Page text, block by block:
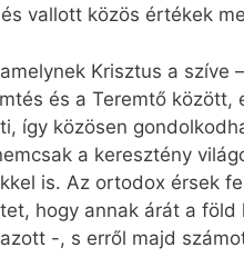
vallott közös értékek
Krisztus a
és a Teremtő
így közösen
a keresztény
is. Az ortodox érsek
hogy annak árát a
-, s erről majd